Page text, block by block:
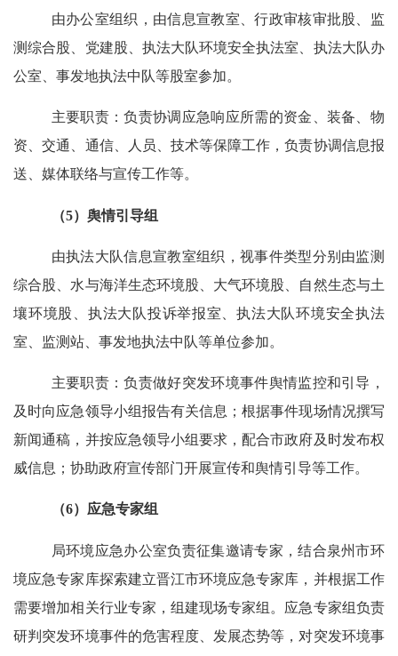
由办公室组织，由信息宣教室、行政审核审批股、监
测综合股、党建股、执法大队环境安全执法室、执法大队办
公室、事发地执法中队等股室参加。
主要职责：负责协调应急响应所需的资金、装备、物
资、交通、通信、人员、技术等保障工作，负责协调信息报
送、媒体联络与宣传工作等。
（5）舆情引导组
由执法大队信息宣教室组织，视事件类型分别由监测
综合股、水与海洋生态环境股、大气环境股、自然生态与土
壤环境股、执法大队投诉举报室、执法大队环境安全执法
室、监测站、事发地执法中队等单位参加。
主要职责：负责做好突发环境事件舆情监控和引导，
及时向应急领导小组报告有关信息；根据事件现场情况撰写
新闻通稿，并按应急领导小组要求，配合市政府及时发布权
威信息；协助政府宣传部门开展宣传和舆情引导等工作。
（6）应急专家组
局环境应急办公室负责征集邀请专家，结合泉州市环
境应急专家库探索建立晋江市环境应急专家库，并根据工作
需要增加相关行业专家，组建现场专家组。应急专家组负责
研判突发环境事件的危害程度、发展态势等，对突发环境事